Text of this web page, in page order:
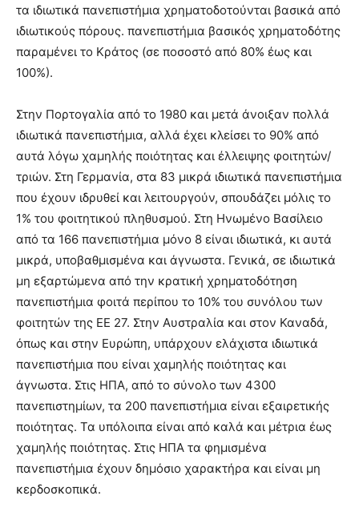
τα ιδιωτικά πανεπιστήμια χρηματοδοτούνται βασικά από
ιδιωτικούς πόρους. πανεπιστήμια βασικός χρηματοδότης
παραμένει το Κράτος (σε ποσοστό από 80% έως και
100%).
Στην Πορτογαλία από το 1980 και μετά άνοιξαν πολλά
ιδιωτικά πανεπιστήμια, αλλά έχει κλείσει το 90% από
αυτά λόγω χαμηλής ποιότητας και έλλειψης φοιτητών/
τριών. Στη Γερμανία, στα 83 μικρά ιδιωτικά πανεπιστήμια
που έχουν ιδρυθεί και λειτουργούν, σπουδάζει μόλις το
1% του φοιτητικού πληθυσμού. Στη Ηνωμένο Βασίλειο
από τα 166 πανεπιστήμια μόνο 8 είναι ιδιωτικά, κι αυτά
μικρά, υποβαθμισμένα και άγνωστα. Γενικά, σε ιδιωτικά
μη εξαρτώμενα από την κρατική χρηματοδότηση
πανεπιστήμια φοιτά περίπου το 10% του συνόλου των
φοιτητών της ΕΕ 27. Στην Αυστραλία και στον Καναδά,
όπως και στην Ευρώπη, υπάρχουν ελάχιστα ιδιωτικά
πανεπιστήμια που είναι χαμηλής ποιότητας και
άγνωστα. Στις ΗΠΑ, από το σύνολο των 4300
πανεπιστημίων, τα 200 πανεπιστήμια είναι εξαιρετικής
ποιότητας. Τα υπόλοιπα είναι από καλά και μέτρια έως
χαμηλής ποιότητας. Στις ΗΠΑ τα φημισμένα
πανεπιστήμια έχουν δημόσιο χαρακτήρα και είναι μη
κερδοσκοπικά.